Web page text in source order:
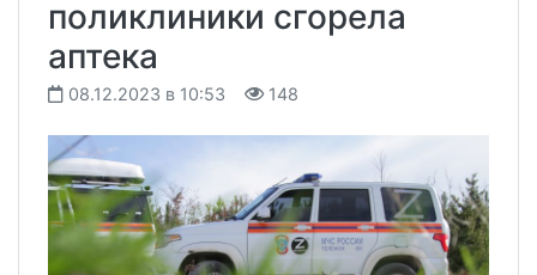
поликлиники сгорела
аптека
08.12.2023 в 10:53 148